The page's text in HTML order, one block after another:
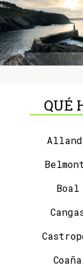
QUÉ
Boal
Coaña